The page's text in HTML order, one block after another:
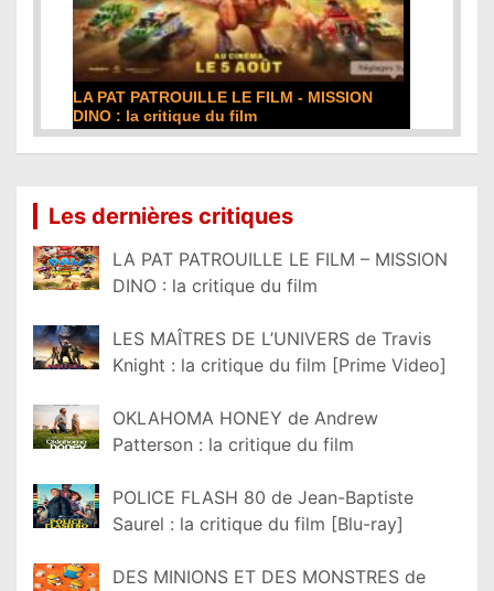
DE LA COMÉDIE-FRANÇAISE : la critique du
film
Les dernières critiques
LA PAT PATROUILLE LE FILM – MISSION
DINO : la critique du film
LES MAÎTRES DE L’UNIVERS de Travis
Knight : la critique du film [Prime Video]
OKLAHOMA HONEY de Andrew
Patterson : la critique du film
POLICE FLASH 80 de Jean-Baptiste
Saurel : la critique du film [Blu-ray]
DES MINIONS ET DES MONSTRES de